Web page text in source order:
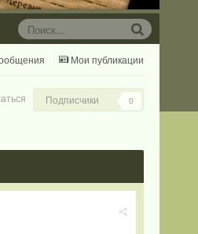
Мои публикации
Подписчики 0